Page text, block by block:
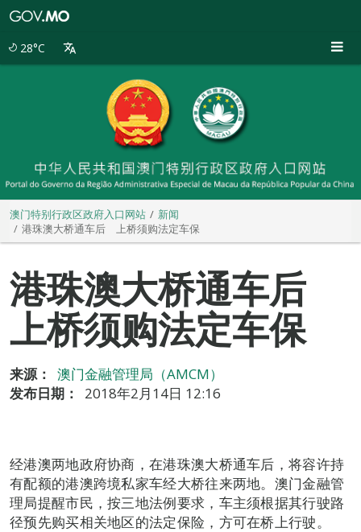
28°C
澳门特别行政区政府入口网站
新闻
港珠澳大桥通车后 上桥须购法定车保
港珠澳大桥通车后
上桥须购法定车保
来源：
澳门金融管理局（AMCM）
发布日期：
2018年2月14日 12:16
经港澳两地政府协商，在港珠澳大桥通车后，将容许持
有配额的港澳跨境私家车经大桥往来两地。澳门金融管
理局提醒市民，按三地法例要求，车主须根据其行驶路
径预先购买相关地区的法定保险，方可在桥上行驶。